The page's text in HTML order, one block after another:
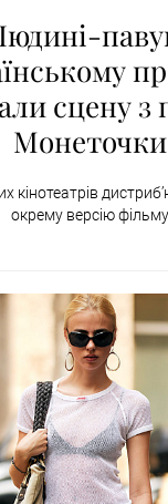
сцену з
Монеточки
кінотеатрів
окрему версію фільму